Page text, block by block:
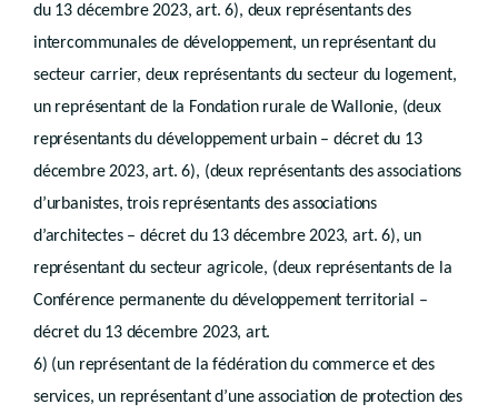
Art. D.IV.2
Art.D.IV.3
Chapitre III
Actes et travaux soumis à permis d’urbanisme
Art. D.IV.4/1
Chapitre IV
Section 1re Ecarts
Section 2 Dérogations
Art. D.IV.6
Art. D.IV.7
Art. D.IV.8
Art. D.IV.9
Art. D.IV.10
Art. D.IV.11
du 13 décembre 2023, art. 6), deux représentants des
intercommunales de développement, un représentant du
secteur carrier, deux représentants du secteur du logement,
un représentant de la Fondation rurale de Wallonie, (deux
représentants du développement urbain – décret du 13
décembre 2023, art. 6), (deux représentants des associations
d’urbanistes, trois représentants des associations
d’architectes – décret du 13 décembre 2023, art. 6), un
représentant du secteur agricole, (deux représentants de la
Conférence permanente du développement territorial –
décret du 13 décembre 2023, art.
6) (un représentant de la fédération du commerce et des
services, un représentant d’une association de protection des